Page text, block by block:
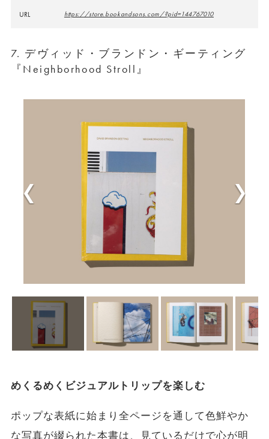
URL https://store.bookandsons.com/?pid=144767010
7. デヴィッド・ブランドン・ギーティング
『Neighborhood Stroll』
めくるめくビジュアルトリップを楽しむ
ポップな表紙に始まり全ページを通して色鮮やか
な写真が綴られた本書は、見ているだけで心が明